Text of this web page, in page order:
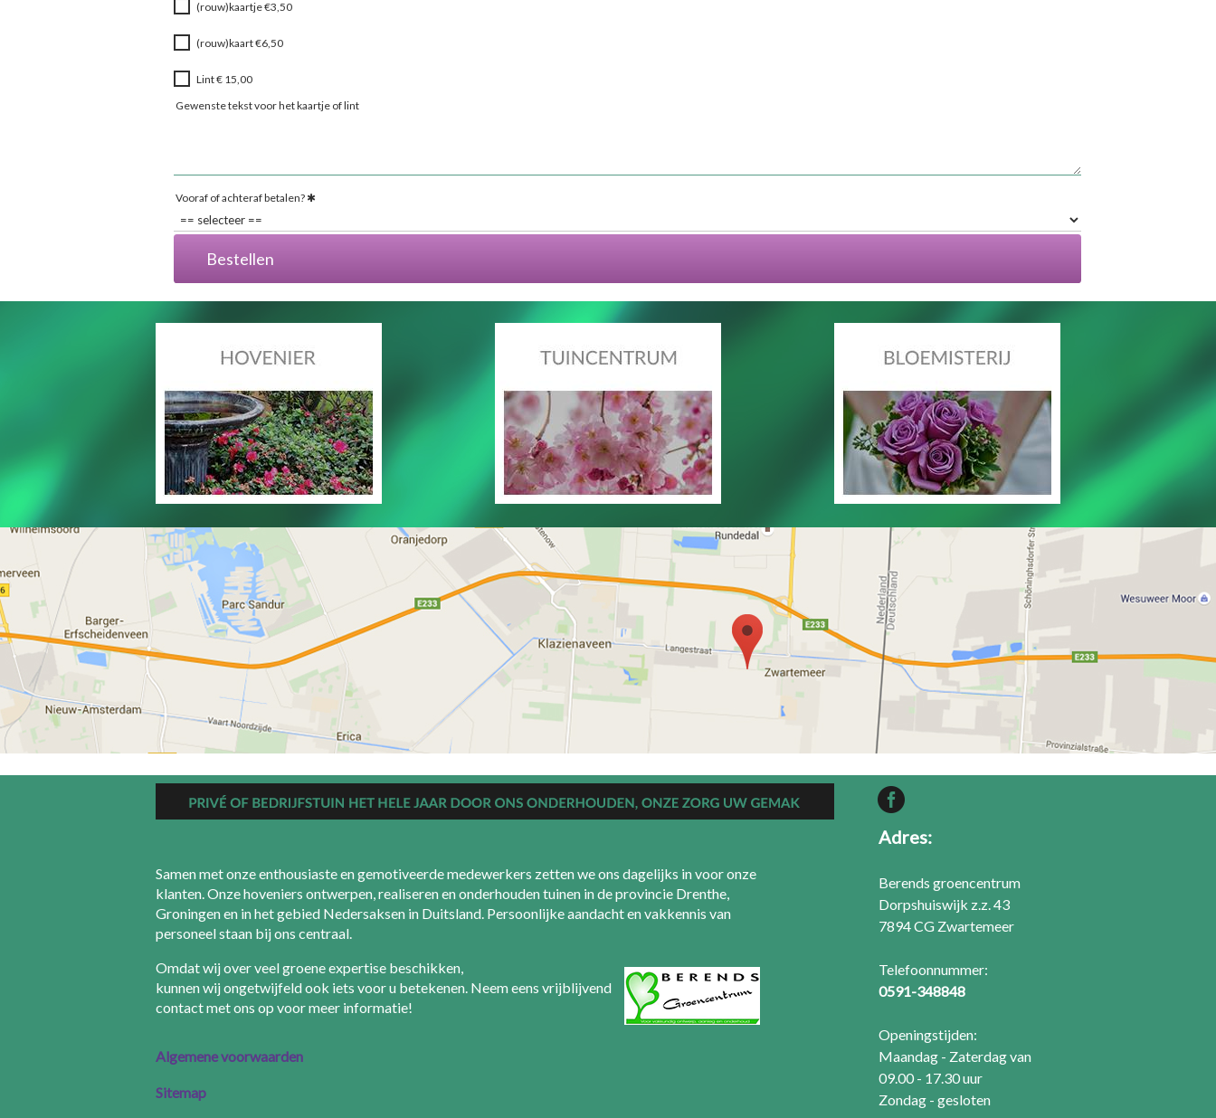
(rouw)kaartje €3,50
(rouw)kaart €6,50
Lint € 15,00
Gewenste tekst voor het kaartje of lint
Vooraf of achteraf betalen?
Adres:
Berends groencentrum
Dorpshuiswijk z.z. 43
7894 CG Zwartemeer
Telefoonnummer:
0591-348848
Openingstijden:
Maandag - Zaterdag van
09.00 - 17.30 uur
Zondag - gesloten
Samen met onze enthousiaste en gemotiveerde medewerkers zetten we ons dagelijks in voor onze
klanten. Onze hoveniers ontwerpen, realiseren en onderhouden tuinen in de provincie Drenthe,
Groningen en in het gebied Nedersaksen in Duitsland. Persoonlijke aandacht en vakkennis van
personeel staan bij ons centraal.
Omdat wij over veel groene expertise beschikken,
kunnen wij ongetwijfeld ook iets voor u betekenen. Neem eens vrijblijvend
contact met ons op voor meer informatie!
Algemene voorwaarden
Sitemap